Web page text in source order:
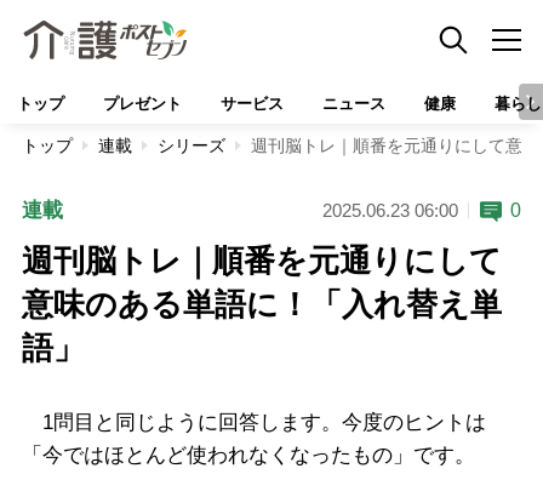
トップ プレゼント サービス ニュース 健康 暮らし
トップ 連載 シリーズ 週刊脳トレ｜順番を元通りにして意
連載 2025.06.23 06:00 0
週刊脳トレ｜順番を元通りにして
意味のある単語に！「入れ替え単
語」
1問目と同じように回答します。今度のヒントは
「今ではほとんど使われなくなったもの」です。